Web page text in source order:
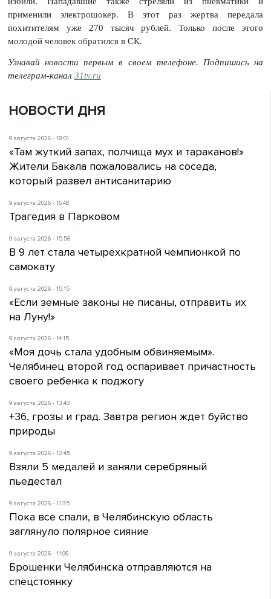
применили электрошокер. В этот раз жертва передала
похитителям уже 270 тысяч рублей. Только после этого
молодой человек обратился в СК.
Узнавай новости первым в своем телефоне. Подпишись на
телеграм-канал 31tv.ru
НОВОСТИ ДНЯ
9 августа 2026 - 18:01
«Там жуткий запах, полчища мух и тараканов!»
Жители Бакала пожаловались на соседа,
который развел антисанитарию
9 августа 2026 - 16:48
Трагедия в Парковом
9 августа 2026 - 15:56
В 9 лет стала четырехкратной чемпионкой по
самокату
9 августа 2026 - 15:15
«Если земные законы не писаны, отправить их
на Луну!»
9 августа 2026 - 14:15
«Моя дочь стала удобным обвиняемым».
Челябинец второй год оспаривает причастность
своего ребенка к поджогу
9 августа 2026 - 13:43
+36, грозы и град. Завтра регион ждет буйство
природы
9 августа 2026 - 12:45
Взяли 5 медалей и заняли серебряный
пьедестал
9 августа 2026 - 11:35
Пока все спали, в Челябинскую область
заглянуло полярное сияние
9 августа 2026 - 11:06
Брошенки Челябинска отправляются на
спецстоянку